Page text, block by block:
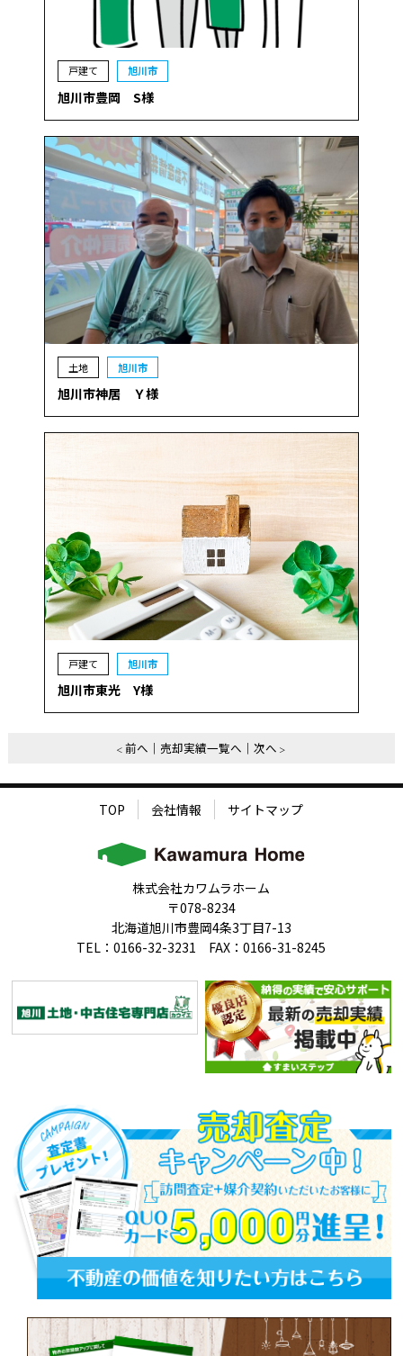
戸建て 旭川市
旭川市豊岡 S様
土地 旭川市
旭川市神居 Ｙ様
戸建て 旭川市
旭川市東光 Y様
前へ 売却実績一覧へ 次へ
TOP 会社情報 サイトマップ
株式会社カワムラホーム
〒078-8234
北海道旭川市豊岡4条3丁目7-13
TEL：0166-32-3231 FAX：0166-31-8245